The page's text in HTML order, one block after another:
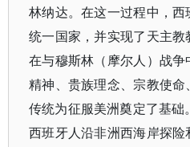
林纳达。在这一过程中，
统一国家，并实现了天主教
在与穆斯林（摩尔人）战
精神、贵族理念、宗教使
传统为征服美洲奠定了基
西班牙人沿非洲西海岸探